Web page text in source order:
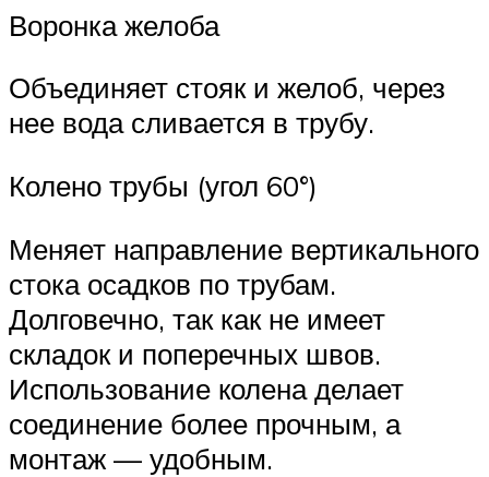
Воронка желоба
Объединяет стояк и желоб, через
нее вода сливается в трубу.
Колено трубы (угол 60°)
Меняет направление вертикального
стока осадков по трубам.
Долговечно, так как не имеет
складок и поперечных швов.
Использование колена делает
соединение более прочным, а
монтаж — удобным.